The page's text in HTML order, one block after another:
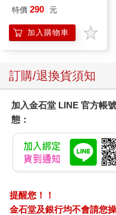
特價 290 元
加入購物車
訂購/退換貨須知
加入金石堂 LINE 官方帳
態：
提醒您！！
金石堂及銀行均不會請您